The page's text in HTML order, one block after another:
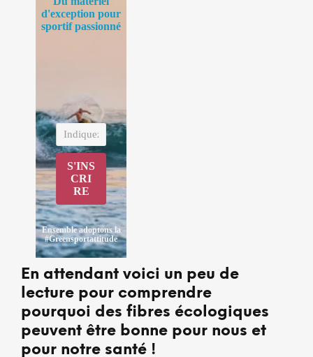
d'exception pour
sportif passionné
S'INS
CRI
RE
Ensemble adoptons la
#Greensportattitude
En attendant voici un peu de
lecture pour comprendre
pourquoi des fibres écologiques
peuvent être bonne pour nous et
pour notre santé !